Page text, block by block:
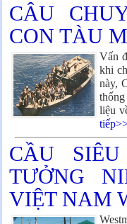
CÂU
CON TÀU
Vấn
khi
này,
liệu
CẦU
TƯỞNG
VIỆT NAM